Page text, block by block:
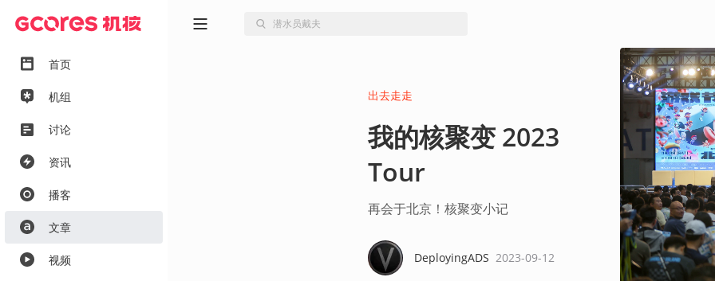
首页
机组
讨论
资讯
播客
文章
视频
出去走走
我的核聚变 2023
Tour
再会于北京！核聚变小记
DeployingADS 2023-09-12